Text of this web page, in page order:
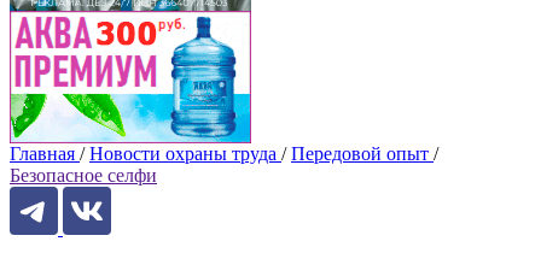
Главная / Новости охраны труда / Передовой опыт /
Безопасное селфи